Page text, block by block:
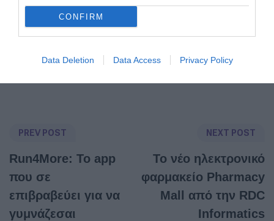
CONFIRM
Data Deletion Data Access Privacy Policy
τους, στην Ελλάδα.
Post Tags: RDC Informatics
PREV POST
Run4More: Το app
που σε
επιβραβεύει για να
γυμνάζεσαι
NEXT POST
Το νέο ηλεκτρονικό
φαρμακείο Pharmacy
Mall από την RDC
Informatics